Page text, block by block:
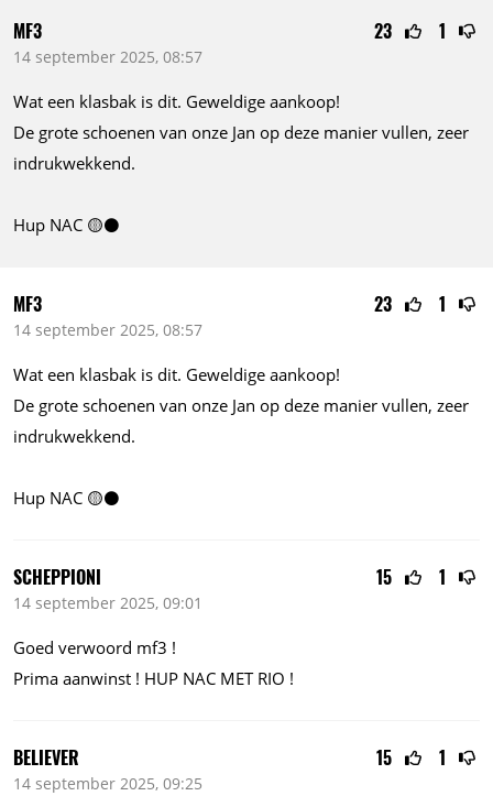
23 1
MF3
14 september 2025, 08:57
Wat een klasbak is dit. Geweldige aankoop!
De grote schoenen van onze Jan op deze manier vullen, zeer
indrukwekkend.
Hup NAC 🟡⚫️
23 1
MF3
14 september 2025, 08:57
Wat een klasbak is dit. Geweldige aankoop!
De grote schoenen van onze Jan op deze manier vullen, zeer
indrukwekkend.
Hup NAC 🟡⚫️
15 1
SCHEPPIONI
14 september 2025, 09:01
Goed verwoord mf3 !
Prima aanwinst ! HUP NAC MET RIO !
15 1
BELIEVER
14 september 2025, 09:25